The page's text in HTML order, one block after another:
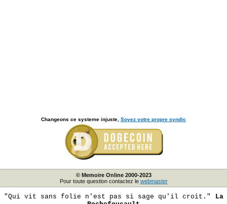
Changeons ce systeme injuste, Soyez votre propre syndic
© Memoire Online 2000-2023
Pour toute question contactez le webmaster
"Qui vit sans folie n'est pas si sage qu'il croit."
La